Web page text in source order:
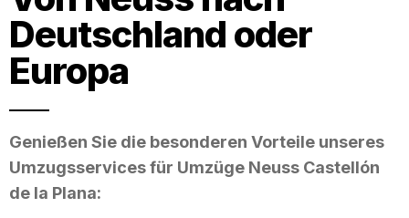
Deutschland oder
Europa
Genießen Sie die besonderen Vorteile unseres
Umzugsservices für Umzüge Neuss Castellón
de la Plana: